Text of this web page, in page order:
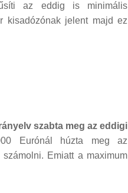
az eddig is minimális
kisadózónak jelent majd ez
szabta meg az eddigi
Eurónál húzta meg az
Emiatt a maximum